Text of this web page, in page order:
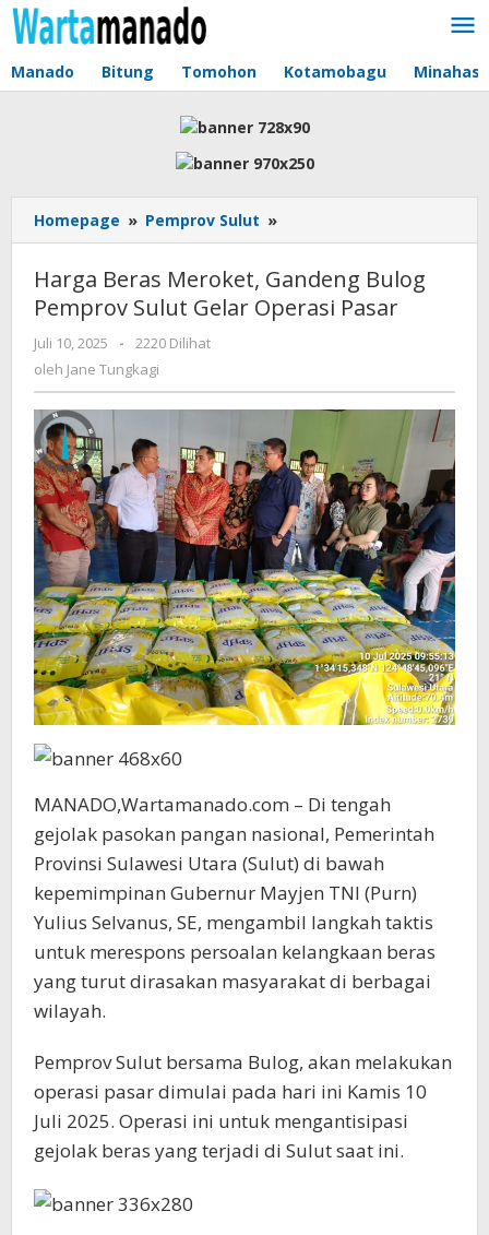
Lewati
ke
Manado Bitung Tomohon Kotamobagu Minahasa
Homepage » Pemprov Sulut »
Beras
Gandeng
Bulog
Pasar
Harga Beras Meroket, Gandeng Bulog
Pemprov Sulut Gelar Operasi Pasar
Juli 10, 2025
oleh
Jane
Tungkagi
-
2220 Dilihat
oleh Jane Tungkagi
MANADO,Wartamanado.com – Di tengah
gejolak pasokan pangan nasional, Pemerintah
Provinsi Sulawesi Utara (Sulut) di bawah
kepemimpinan Gubernur Mayjen TNI (Purn)
Yulius Selvanus, SE, mengambil langkah taktis
untuk merespons persoalan kelangkaan beras
yang turut dirasakan masyarakat di berbagai
wilayah.
Pemprov Sulut bersama Bulog, akan melakukan
operasi pasar dimulai pada hari ini Kamis 10
Juli 2025. Operasi ini untuk mengantisipasi
gejolak beras yang terjadi di Sulut saat ini.